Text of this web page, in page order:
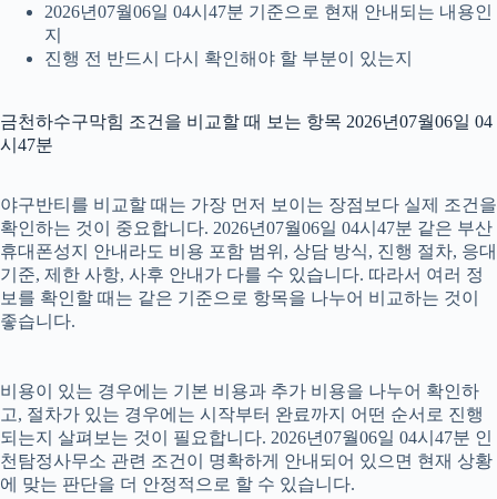
2026년07월06일 04시47분 기준으로 현재 안내되는 내용인
지
진행 전 반드시 다시 확인해야 할 부분이 있는지
금천하수구막힘 조건을 비교할 때 보는 항목 2026년07월06일 04
시47분
야구반티를 비교할 때는 가장 먼저 보이는 장점보다 실제 조건을
확인하는 것이 중요합니다. 2026년07월06일 04시47분 같은 부산
휴대폰성지 안내라도 비용 포함 범위, 상담 방식, 진행 절차, 응대
기준, 제한 사항, 사후 안내가 다를 수 있습니다. 따라서 여러 정
보를 확인할 때는 같은 기준으로 항목을 나누어 비교하는 것이
좋습니다.
비용이 있는 경우에는 기본 비용과 추가 비용을 나누어 확인하
고, 절차가 있는 경우에는 시작부터 완료까지 어떤 순서로 진행
되는지 살펴보는 것이 필요합니다. 2026년07월06일 04시47분 인
천탐정사무소 관련 조건이 명확하게 안내되어 있으면 현재 상황
에 맞는 판단을 더 안정적으로 할 수 있습니다.